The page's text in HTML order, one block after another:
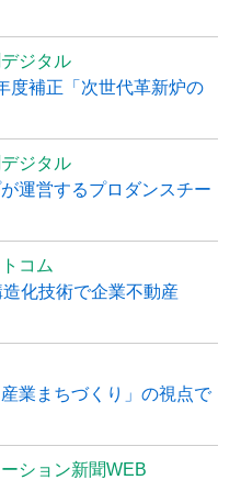
ジタル
度補正「次世代革新炉の
ジタル
運営するプロダンスチー
コム
化技術で企業不動産
業まちづくり」の視点で
ション新聞WEB